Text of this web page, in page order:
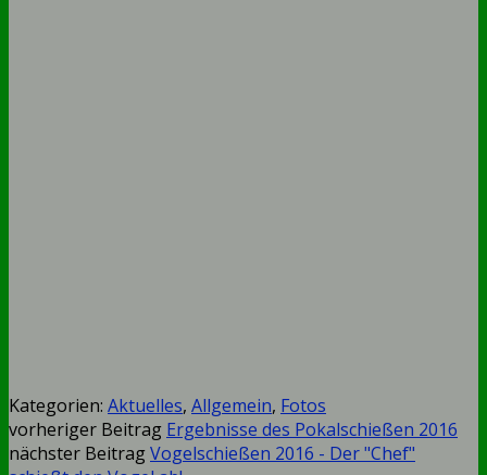
Kategorien: Aktuelles, Allgemein, Fotos
vorheriger Beitrag Ergebnisse des Pokalschießen 2016
nächster BeitragVogelschießen 2016 - Der "Chef"